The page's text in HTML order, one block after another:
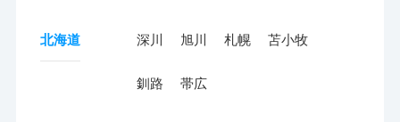
北海道 深川 旭川 札幌 苫小牧
釧路 帯広